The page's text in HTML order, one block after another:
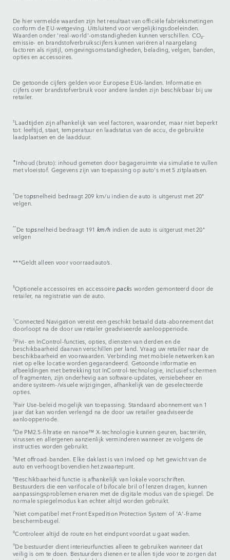
De hier vermelde waarden zijn het resultaat van officiële fabrieksmetingen
conform de EU-wetgeving. Uitsluitend voor vergelijkingsdoeleinden.
Waarden onder 'real-world'-omstandigheden kunnen verschillen. CO₂-
emissie- en brandstofverbruikscijfers kunnen variëren al naargelang
factoren als rijstijl, omgevingsomstandigheden, belading, velgen, banden,
opties en accessoires.
De getoonde cijfers gelden voor Europese EU6-landen. Informatie en
cijfers over brandstofverbruik voor andere landen zijn beschikbaar bij uw
retailer.
‡Laadtijden zijn afhankelijk van veel factoren, waaronder, maar niet beperkt
tot: leeftijd, staat, temperatuur en laadstatus van de accu, de gebruikte
laadplaatsen en de laadduur.
✦ Inhoud (bruto): inhoud gemeten door bagageruimte via simulatie te vullen
met vloeistof. Gegevens zijn van toepassing op auto's met 5 zitplaatsen.
†De topsnelheid bedraagt 209 km/u indien de auto is uitgerust met 20"
velgen.
** De topsnelheid bedraagt 191km/h indien de auto is uitgerust met 20"
velgen
***Geldt alleen voor voorraadauto’s.
§Optionele accessoires en accessoirepacks worden gemonteerd door de
retailer, na registratie van de auto.
1Connected Navigation vereist een geschikt betaald data-abonnement dat
doorloopt na de door uw retailer geadviseerde aanloopperiode.
2Pivi- en InControl-functies, opties, diensten van derden en de
beschikbaarheid daarvan verschillen per land. Vraag uw retailer naar de
beschikbaarheid en voorwaarden. Verbinding met mobiele netwerken kan
niet op elke locatie worden gegarandeerd. Getoonde informatie en
afbeeldingen met betrekking tot InControl-technologie, inclusief schermen
of fragmenten, zijn onderhevig aan software-updates, versiebeheer en
andere systeem-/visuele wijzigingen, afhankelijk van de geselecteerde
opties.
3Fair Use-beleid mogelijk van toepassing. Standaard abonnement van 1
jaar dat kan worden verlengd na de door uw retailer geadviseerde
aanloopperiode.
4De PM2.5-filtratie en nanoe™ X-technologie kunnen geuren, bacteriën,
virussen en allergenen aanzienlijk verminderen wanneer ze volgens de
instructies worden gebruikt.
5Met offroad-banden. Elke daklast is van invloed op het gewicht van de
auto en verhoogt bovendien het zwaartepunt.
6Beschikbaarheid functie is afhankelijk van lokale voorschriften.
Bestuurders die een varifocale of bifocale bril of lenzen dragen, kunnen
aanpassingsproblemen ervaren met de digitale modus van de spiegel. De
normale spiegelmodus kan echter altijd worden gebruikt.
7Niet compatibel met Front Expedition Protection System of 'A'-frame
beschermbeugel.
8Controleer altijd de route en het eindpunt voordat u gaat waden.
9De bestuurder dient interieurfuncties alleen te gebruiken wanneer dat
veilig is om te doen. Bestuurders dienen er te allen tijde voor te zorgen dat